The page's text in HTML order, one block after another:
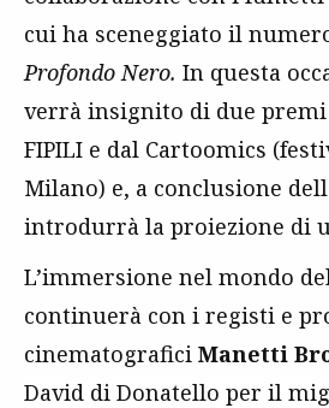
cui ha sceneggiato il
Profondo Nero. In questa
verrà insignito di due
FIPILI e dal Cartoomics
Milano) e, a conclusione
introdurrà la proiezione di
L’immersione nel mondo
continuerà con i registi e
cinematografici Manetti
David di Donatello per il